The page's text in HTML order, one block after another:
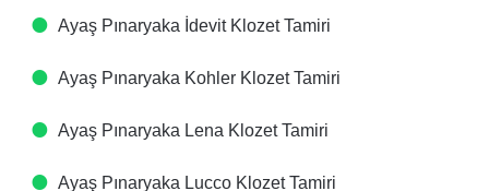
Ayaş Pınaryaka İdevit Klozet Tamiri
Ayaş Pınaryaka Kohler Klozet Tamiri
Ayaş Pınaryaka Lena Klozet Tamiri
Ayaş Pınaryaka Lucco Klozet Tamiri